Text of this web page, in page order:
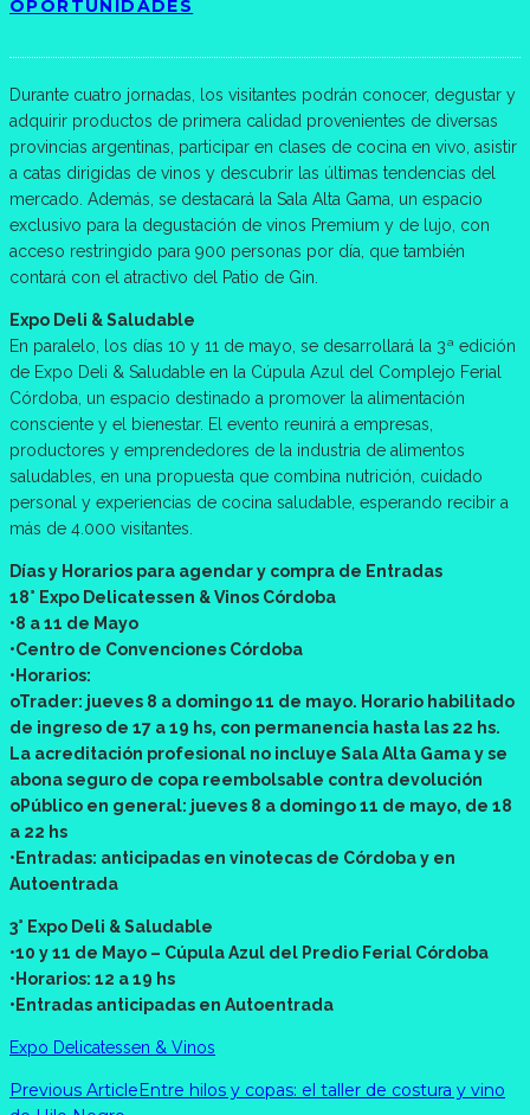
OPORTUNIDADES
Durante cuatro jornadas, los visitantes podrán conocer, degustar y
adquirir productos de primera calidad provenientes de diversas
provincias argentinas, participar en clases de cocina en vivo, asistir
a catas dirigidas de vinos y descubrir las últimas tendencias del
mercado. Además, se destacará la Sala Alta Gama, un espacio
exclusivo para la degustación de vinos Premium y de lujo, con
acceso restringido para 900 personas por día, que también
contará con el atractivo del Patio de Gin.
Expo Deli & Saludable
En paralelo, los días 10 y 11 de mayo, se desarrollará la 3ª edición
de Expo Deli & Saludable en la Cúpula Azul del Complejo Ferial
Córdoba, un espacio destinado a promover la alimentación
consciente y el bienestar. El evento reunirá a empresas,
productores y emprendedores de la industria de alimentos
saludables, en una propuesta que combina nutrición, cuidado
personal y experiencias de cocina saludable, esperando recibir a
más de 4.000 visitantes.
Días y Horarios para agendar y compra de Entradas
18° Expo Delicatessen & Vinos Córdoba
•8 a 11 de Mayo
•Centro de Convenciones Córdoba
•Horarios:
oTrader: jueves 8 a domingo 11 de mayo. Horario habilitado
de ingreso de 17 a 19 hs, con permanencia hasta las 22 hs.
La acreditación profesional no incluye Sala Alta Gama y se
abona seguro de copa reembolsable contra devolución
oPúblico en general: jueves 8 a domingo 11 de mayo, de 18
a 22 hs
•Entradas: anticipadas en vinotecas de Córdoba y en
Autoentrada
3° Expo Deli & Saludable
•10 y 11 de Mayo – Cúpula Azul del Predio Ferial Córdoba
•Horarios: 12 a 19 hs
•Entradas anticipadas en Autoentrada
Expo Delicatessen & Vinos
Previous ArticleEntre hilos y copas: el taller de costura y vino